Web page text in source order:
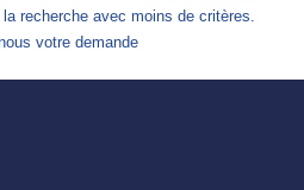
recherche avec moins de critères.
votre demande